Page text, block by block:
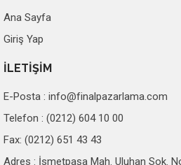
Ana Sayfa
Giriş Yap
İLETİŞİM
E-Posta : info@finalpazarlama.com
Telefon : (0212) 604 10 00
Fax: (0212) 651 43 43
Adres : İsmetpaşa Mah. Uluhan Sok.